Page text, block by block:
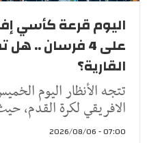
اليوم قرعة كأسي
على 4 فرسان ..
القارية؟
تتجه الأنظار اليوم
الافريقي لكرة القدم،
07:00 - 2026/08/06